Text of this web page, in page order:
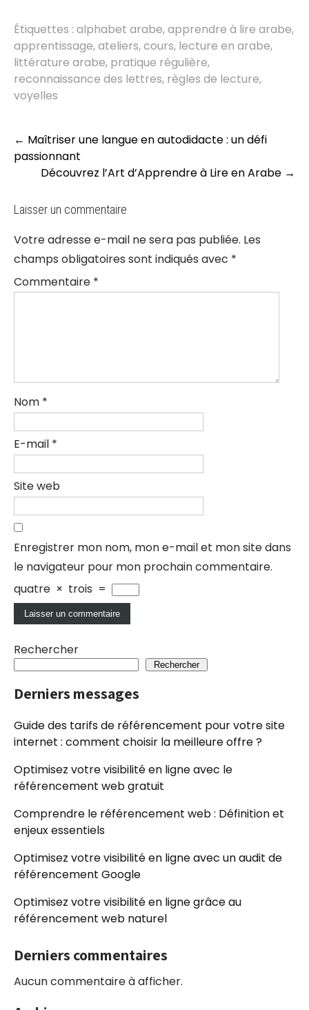
Étiquettes : alphabet arabe,apprendre à lire arabe,
apprentissage,ateliers,cours, lecture en arabe,
littérature arabe, pratique régulière,
reconnaissance des lettres, règles de lecture,
voyelles
Post
navigation
← Maîtriser une langue en autodidacte : un défi
passionnant
Découvrez l’Art d’Apprendre à Lire en Arabe →
Laisser un commentaire
Votre adresse e-mail ne sera pas publiée. Les
champs obligatoires sont indiqués avec *
Commentaire *
Nom *
E-mail *
Site web
Enregistrer mon nom, mon e-mail et mon site dans
le navigateur pour mon prochain commentaire.
quatre × trois =
Rechercher
Rechercher
Derniers messages
Guide des tarifs de référencement pour votre site
internet : comment choisir la meilleure offre ?
Optimisez votre visibilité en ligne avec le
référencement web gratuit
Comprendre le référencement web : Définition et
enjeux essentiels
Optimisez votre visibilité en ligne avec un audit de
référencement Google
Optimisez votre visibilité en ligne grâce au
référencement web naturel
Derniers commentaires
Aucun commentaire à afficher.